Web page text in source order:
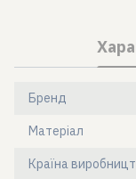
Бренд
Матеріал
Країна